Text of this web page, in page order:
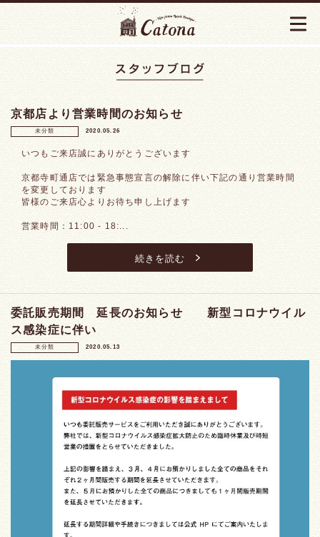
京都店より営業時間のお知らせ
未分類 2020.05.26
いつもご来店誠にありがとうございます
京都寺町通店では緊急事態宣言の解除に伴い下記の通り営業時間
を変更しております
皆様のご来店心よりお待ち申し上げます
営業時間：11:00 - 18:...
続きを読む
委託販売期間 延長のお知らせ 新型コロナウイル
ス感染症に伴い
未分類 2020.05.13